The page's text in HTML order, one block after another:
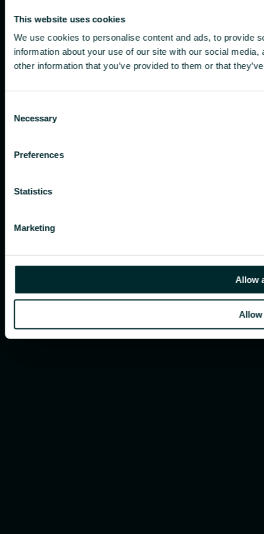
This website uses cookies
We use cookies to personalise content and ads, to provide
information about your use of our site with our social
other information that you’ve provided to them or that
Selection
Necessary
Preferences
Statistics
Marketing
Allow
Allow